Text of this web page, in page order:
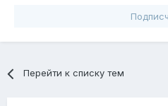
Перейти к списку тем